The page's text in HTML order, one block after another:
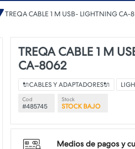
TREQA CABLE 1 M USB- LIGHTNING CA-
TREQA CABLE 1 M
CA-8062
🔌CABLES Y ADAPTADORES🔌
Cod
#485745
Stock
STOCK BAJO
Medios de pagos y